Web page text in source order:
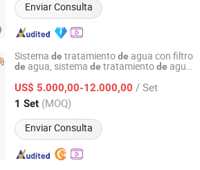
Enviar Consulta
Sistema de tratamientode agua con filtro
de agua, sistema de tratamientode agua
agua por ósmosis inversa, sistema
agua por ósmosis inversa,
ósmosis inversa
US$ 5.000,00-12.000,00 / Set
1 Set (MOQ)
Enviar Consulta
Machinery Co., Ltd.
Desde 2019